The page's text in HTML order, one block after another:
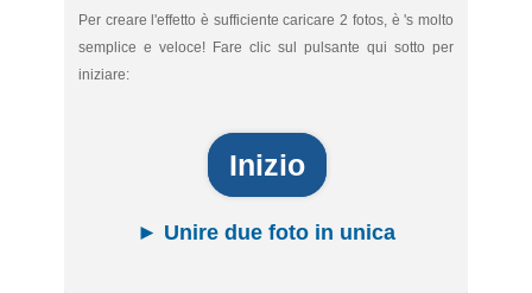
Per creare l'effetto è sufficiente caricare 2 fotos, è 's molto
semplice e veloce! Fare clic sul pulsante qui sotto per
iniziare:
Inizio
► Unire due foto in unica